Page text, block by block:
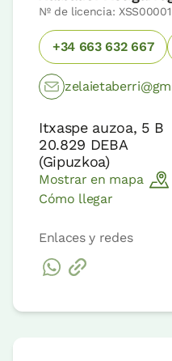
Nº de licencia: XSS00001
+34 663 632 667
Itxaspe auzoa, 5 B
20.829 DEBA
(Gipuzkoa)
Mostrar en mapa
Cómo llegar
Enlaces y redes